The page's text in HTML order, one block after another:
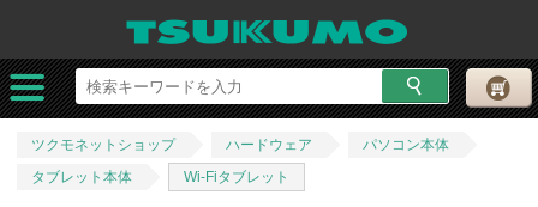
ツクモネットショップ ハードウェア
パソコン本体
タブレット本体
Wi-Fiタブレット